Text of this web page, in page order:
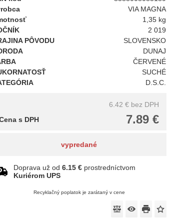
VIA MAGNA
1,35 kg
2 019
PÔVODU
SLOVENSKO
DUNAJ
ČERVENÉ
SUCHÉ
D.S.C.
6.42 € bez DPH
7.89 €
s DPH
vypredané
Doprava už od 6.15 € prostredníctvom
Kuriérom UPS
Recyklačný poplatok je zarátaný v cene